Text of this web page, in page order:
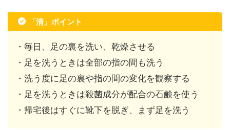
「清」ポイント
・毎日、足の裏を洗い、乾燥させる
・足を洗うときは全部の指の間も洗う
・洗う度に足の裏や指の間の変化を観察する
・足を洗うときは殺菌成分が配合の石鹸を使う
・帰宅後はすぐに靴下を脱ぎ、まず足を洗う